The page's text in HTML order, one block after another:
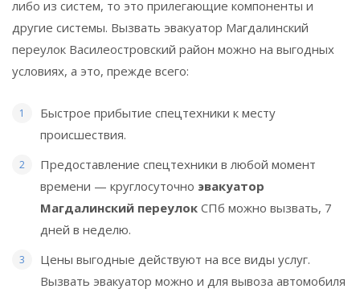
либо из систем, то это прилегающие компоненты и
другие системы. Вызвать эвакуатор Магдалинский
переулок Василеостровский район можно на выгодных
условиях, а это, прежде всего:
Быстрое прибытие спецтехники к месту
происшествия.
Предоставление спецтехники в любой момент
времени — круглосуточно эвакуатор
Магдалинский переулок СПб можно вызвать, 7
дней в неделю.
Цены выгодные действуют на все виды услуг.
Вызвать эвакуатор можно и для вывоза автомобиля